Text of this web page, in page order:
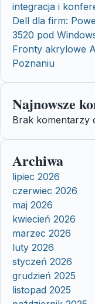
integracja i
Dell dla firm:
3520 pod
Fronty akrylowe
Poznaniu
Najnowsze
Brak komentarzy
Archiwa
lipiec 2026
czerwiec 2026
maj 2026
kwiecień 2026
marzec 2026
luty 2026
styczeń 2026
grudzień 2025
listopad 2025